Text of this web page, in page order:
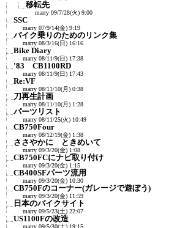
移転先
marry 09/7/28(火) 9:00
SSC
marry 07/9/14(金) 9:19
バイク乗りのためのリンク集
marry 08/3/16(日) 16:16
Bike Diary
marry 08/11/9(日) 17:38
'83 CB1100RD
marry 08/11/9(日) 17:43
Re:VF
marry 08/11/10(月) 0:38
刀再生計画
marry 08/11/10(月) 1:28
パーツリスト
marry 08/11/25(火) 10:49
CB750Four
marry 08/12/19(金) 1:38
ささやかに ときめいて
marry 09/3/20(金) 1:08
CB750FCにナビ取り付け
marry 09/3/20(金) 1:15
CB400SFパーツ流用
marry 09/3/20(金) 10:30
CB750Fのコーナー(ガレージで遊ぼう)
marry 09/3/20(金) 11:59
日本のバイクサイト
marry 09/5/23(土) 22:07
US1100Fの改造
marry 09/5/30(土) 19:15